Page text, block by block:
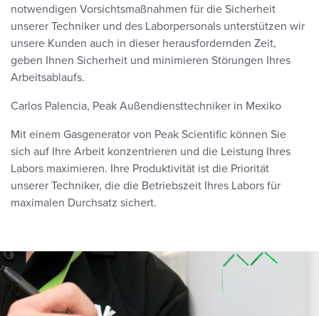
notwendigen Vorsichtsmaßnahmen für die Sicherheit
unserer Techniker und des Laborpersonals unterstützen wir
unsere Kunden auch in dieser herausfordernden Zeit,
geben Ihnen Sicherheit und minimieren Störungen Ihres
Arbeitsablaufs.
Carlos Palencia, Peak Außendiensttechniker in Mexiko
Mit einem Gasgenerator von Peak Scientific können Sie
sich auf Ihre Arbeit konzentrieren und die Leistung Ihres
Labors maximieren. Ihre Produktivität ist die Priorität
unserer Techniker, die die Betriebszeit Ihres Labors für
maximalen Durchsatz sichert.